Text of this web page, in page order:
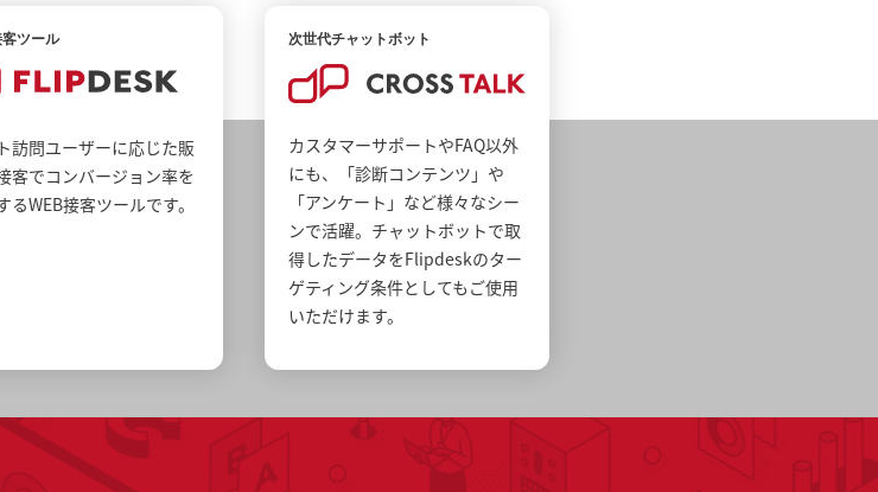
客ツール
訪問ユーザーに応じた販
客でコンバージョン率を
るWEB接客ツールです。
次世代チャットボット
カスタマーサポートやFAQ以外
にも、「診断コンテンツ」や
「アンケート」など様々なシー
ンで活躍。チャットボットで取
得したデータをFlipdeskのター
ゲティング条件としてもご使用
いただけます。